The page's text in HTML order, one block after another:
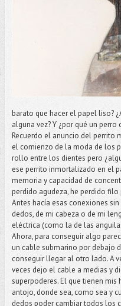
barato que hacer el papel liso?
alguna vez? Y ¿por qué un
Recuerdo el anuncio del perrito
el comienzo de la moda de los
rollo entre los dientes pero
ese perrito inmortalizado en el
memoria y capacidad de
perdido agudeza, he perdido
Antes hacía esas conexiones
dedos, de mi cabeza o de mi
eléctrica (como la de las
Ahora, para conseguir algo
un cable submarino por debajo
conseguir llegar al otro lado. A
veces dejo el cable a medias y
superpoderes. El que tienen
antojo, donde sea, como sea y
dedos poder cambiar todos los